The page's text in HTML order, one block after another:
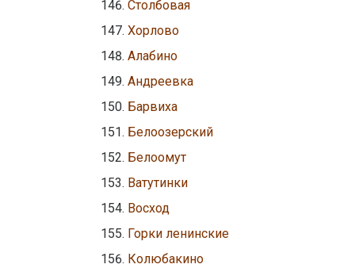
Столбовая
Хорлово
Алабино
Андреевка
Барвиха
Белоозерский
Белоомут
Ватутинки
Восход
Горки ленинские
Колюбакино